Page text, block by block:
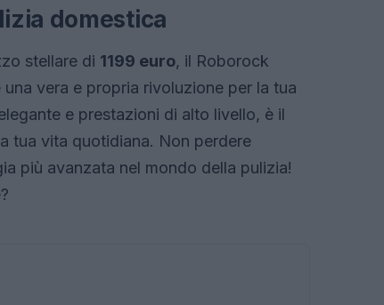
domestica
stellare di 1199 euro, il Roborock
vera e propria rivoluzione per la tua
e prestazioni di alto livello, è il
tua vita quotidiana. Non perdere
più avanzata nel mondo della pulizia!